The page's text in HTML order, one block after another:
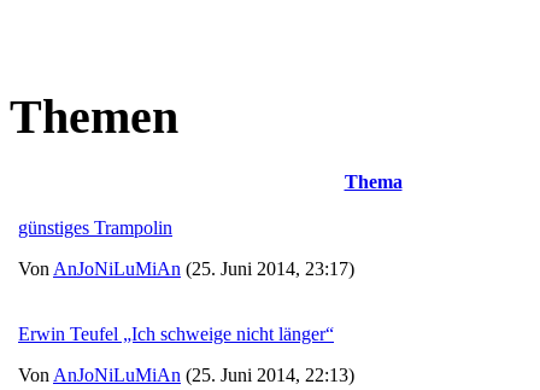
Themen
Thema
günstiges Trampolin
Von AnJoNiLuMiAn (25. Juni 2014, 23:17)
Erwin Teufel „Ich schweige nicht länger“
Von AnJoNiLuMiAn (25. Juni 2014, 22:13)